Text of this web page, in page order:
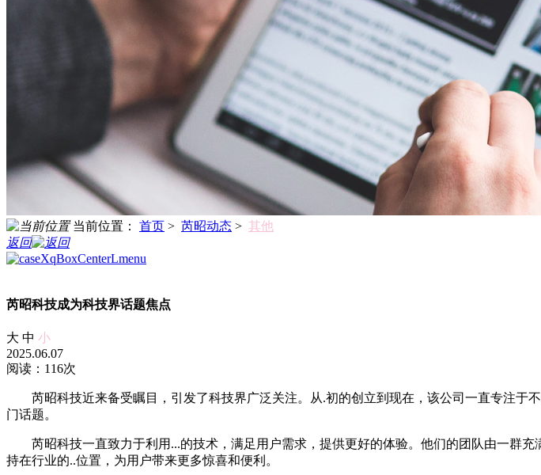
当前位置： 首页 > 芮昭动态 > 其他
返回
芮昭科技成为科技界话题焦点
大 中 小
2025.06.07
阅读：116次
芮昭科技近来备受瞩目，引发了科技界广泛关注。从.初的创立到现在，该公司一直专注
门话题。
芮昭科技一直致力于利用...的技术，满足用户需求，提供更好的体验。他们的团队由一群
持在行业的..位置，为用户带来更多惊喜和便利。